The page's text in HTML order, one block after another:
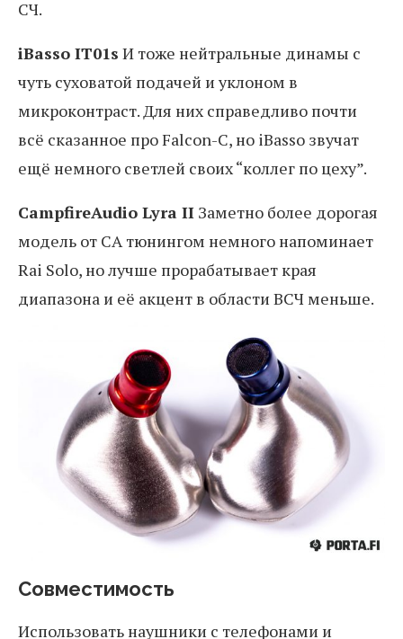
СЧ.
iBasso IT01s И тоже нейтральные динамы с
чуть суховатой подачей и уклоном в
микроконтраст. Для них справедливо почти
всё сказанное про Falcon-C, но iBasso звучат
ещё немного светлей своих “коллег по цеху”.
CampfireAudio Lyra II Заметно более дорогая
модель от CA тюнингом немного напоминает
Rai Solo, но лучше прорабатывает края
диапазона и её акцент в области ВСЧ меньше.
Совместимость
Использовать наушники с телефонами и